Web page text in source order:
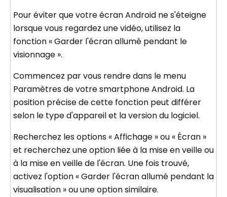
Pour éviter que votre écran Android ne s'éteigne
lorsque vous regardez une vidéo, utilisez la
fonction « Garder l'écran allumé pendant le
visionnage ».
Commencez par vous rendre dans le menu
Paramètres de votre smartphone Android. La
position précise de cette fonction peut différer
selon le type d'appareil et la version du logiciel.
Recherchez les options « Affichage » ou « Écran »
et recherchez une option liée à la mise en veille ou
à la mise en veille de l'écran. Une fois trouvé,
activez l'option « Garder l'écran allumé pendant la
visualisation » ou une option similaire.